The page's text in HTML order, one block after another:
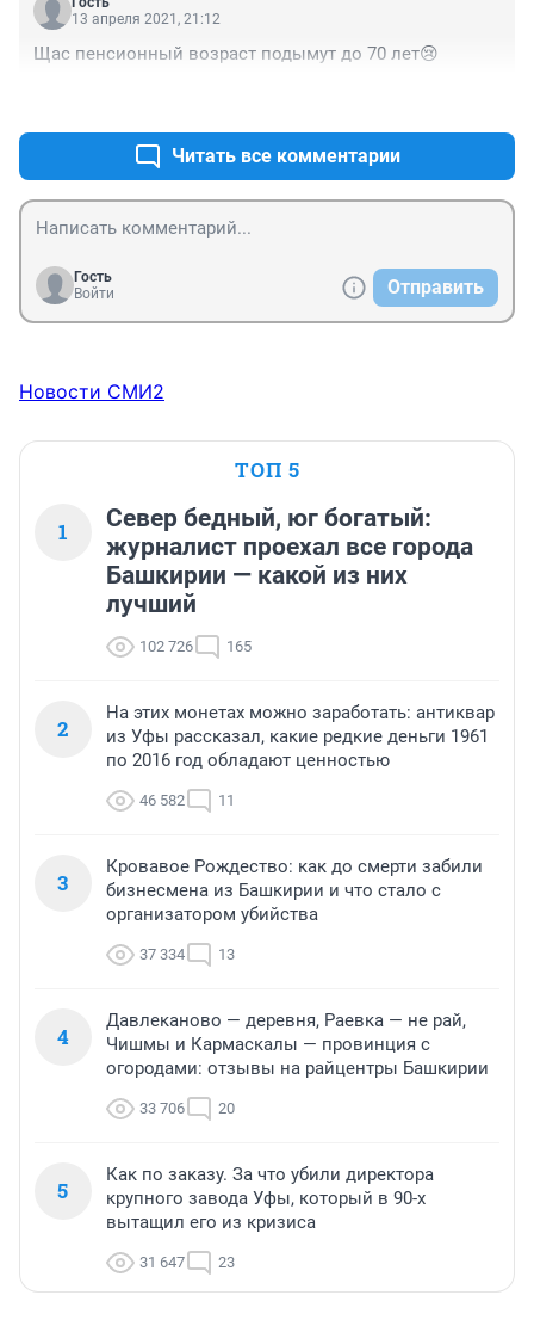
ПРЕЗИДЕНТУ ПУТИНУ ВЛАДИМИРУ
13 апреля 2021, 21:12
Щас пенсионный возраст подымут до 70 лет😢
Читать все комментарии
Гость
Войти
Отправить
Новости СМИ2
ТОП 5
1
Север бедный, юг богатый:
журналист проехал все города
Башкирии — какой из них
лучший
102 726 165
2
На этих монетах можно заработать: антиквар
из Уфы рассказал, какие редкие деньги 1961
по 2016 год обладают ценностью
46 582 11
3
Кровавое Рождество: как до смерти забили
бизнесмена из Башкирии и что стало с
организатором убийства
37 334 13
4
Давлеканово — деревня, Раевка — не рай,
Чишмы и Кармаскалы — провинция с
огородами: отзывы на райцентры Башкирии
33 706 20
5
Как по заказу. За что убили директора
крупного завода Уфы, который в 90-х
вытащил его из кризиса
31 647 23